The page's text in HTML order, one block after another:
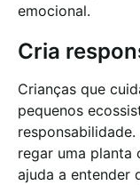
emocional.
Cria
Crianças que
pequenos
regar uma planta
ajuda a entender